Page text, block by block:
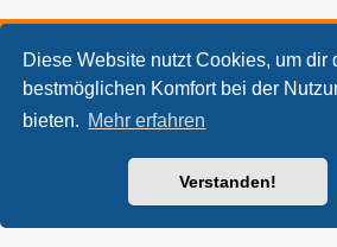
Diese Website nutzt Cookies, um dir
bestmöglichen Komfort bei der
bieten. Mehr erfahren
Verstanden!
metrolike style by Eric Seguin Updated for
Powered byphpBB ® Forum Software ©
Deutsche Übersetzung durch